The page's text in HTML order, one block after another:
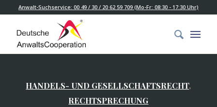
Anwalt-Suchservice: 00 49 / 30 / 20 62 59 709 (Mo-Fr: 08:30 - 17:30 Uhr)
HANDELS- UND GESELLSCHAFTSRECHT,
RECHTSPRECHUNG